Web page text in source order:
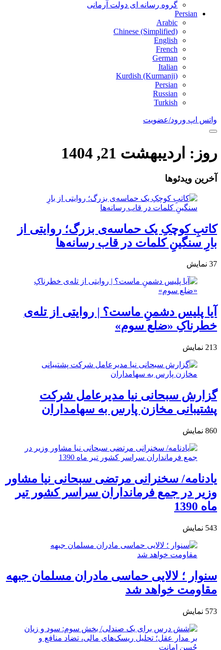
گروه رسانه ای دولت آرمانی
Persian
Arabic
Chinese (Simplified)
English
French
German
Italian
Kurdish (Kurmanji)
Persian
Russian
Turkish
واتس اپ ورود/عضویت
روز: اردیبهشت 21, 1404
آخرین ویدئوها
کاتبِ کوچکِ یک حماسه‌ی بزرگ؛ روایتی از
بارِ سنگینِ کلمات در قاب رسانه‌ها
37 نمایش
آیا پلیس دشمنِ ماست؟ | روایتی از تله‌ی
خطرناکِ «ضلع سوم»
213 نمایش
گزارش سبحانی نیا مدیرعامل شرکت
پشتیبانی مخازن پارس به سهامداران
860 نمایش
یادنامه/ سخنرانی مرتضی سبحانی نیا مشاور
وزیر در جمع فرمانداران سراسر کشور تیر
ماه 1390
543 نمایش
سنوار ؛ لالایی حماسی مادران مسلمان جبهه
مقاومت خواهد شد
573 نمایش